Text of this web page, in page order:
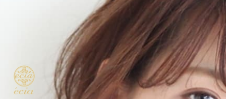
オンラインストア
エシア三田店
Ecia Sanda
エシア三田店メニュー